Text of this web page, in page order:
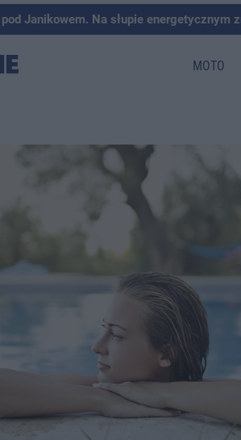
Janikowem. Na słupie energetycznym
MOTO